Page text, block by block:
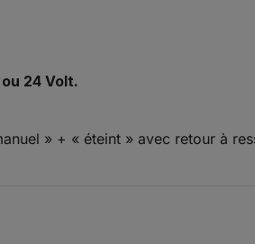
24 Volt.
» + « éteint » avec retour à